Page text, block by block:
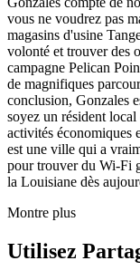
vous ne voudrez pas
magasins d'usine
volonté et trouver des
campagne Pelican
de magnifiques
conclusion, Gonzales
soyez un résident
activités économiques
est une ville qui a
pour trouver du Wi-Fi
la Louisiane dès
Montre plus
Utilisez